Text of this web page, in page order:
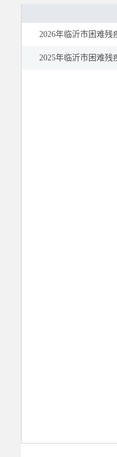
医疗
公共
2026年临沂市困难
2025年临沂市困难